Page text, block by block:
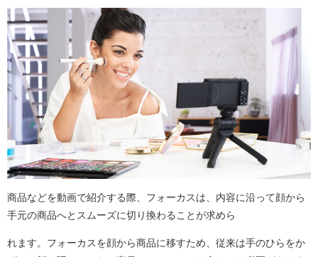
商品などを動画で紹介する際、フォーカスは、内容に沿って顔から
手元の商品へとスムーズに切り換わることが求めら
れます。フォーカスを顔から商品に移すため、従来は手のひらをか